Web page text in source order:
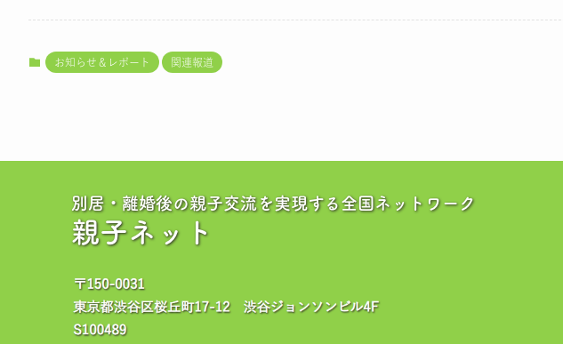
お知らせ＆レポート 関連報道
別居・離婚後の親子交流を実現する全国ネットワーク
親子ネット